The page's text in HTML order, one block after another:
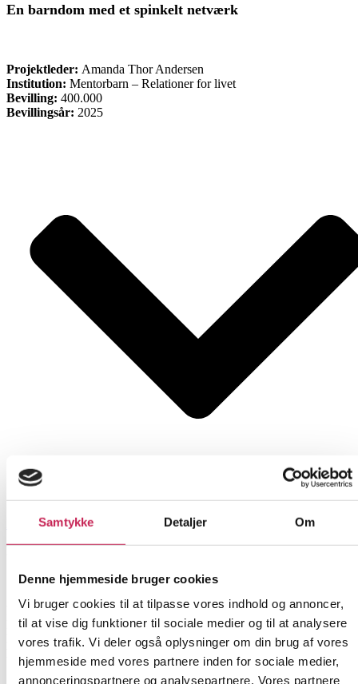
Samtykke Detaljer Om
Denne hjemmeside bruger cookies
Vi bruger cookies til at tilpasse vores indhold og annoncer,
til at vise dig funktioner til sociale medier og til at analysere
vores trafik. Vi deler også oplysninger om din brug af vores
hjemmeside med vores partnere inden for sociale medier,
annonceringspartnere og analysepartnere. Vores partnere
En barndom med et spinkelt netværk
Projektleder: Amanda Thor Andersen
Institution: Mentorbarn – Relationer for livet
Bevilling: 400.000
Bevillingsår: 2025
Læs mere
Læringsforløb om kroniske smerter
Projektleder:Anne Marie Roholm Olesen
Institution: UlykkesPatient-Foreningen
Bevilling:400.000